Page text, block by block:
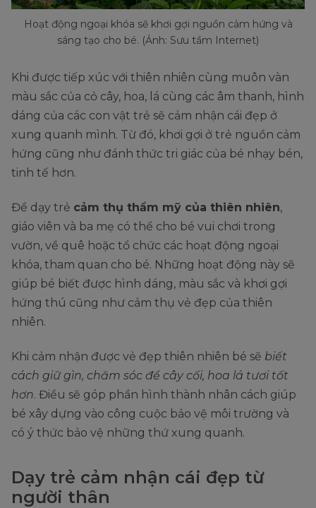
Hoạt động ngoại khóa sẽ khơi gợi nguồn cảm hứng và
sáng tạo cho bé. (Ảnh: Sưu tầm Internet)
Khi được tiếp xúc với thiên nhiên cùng muôn vàn
màu sắc của cỏ cây, hoa, lá cùng các âm thanh, hình
dáng của các con vật trẻ sẽ cảm nhận cái đẹp ở
xung quanh mình. Từ đó, khơi gợi ở trẻ nguồn cảm
hứng cũng như đánh thức tri giác của bé nhạy bén,
tinh tế hơn.
Để dạy trẻ cảm thụ thẩm mỹ của thiên nhiên,
giáo viên và ba mẹ có thể cho bé vui chơi trong
vườn, về quê hoặc tổ chức các hoạt động ngoại
khóa, tham quan cho bé. Những hoạt động này sẽ
giúp bé biết được hình dáng, màu sắc và khơi gợi
hứng thú cũng như cảm thụ vẻ đẹp của thiên
nhiên.
Khi cảm nhận được vẻ đẹp thiên nhiên bé sẽ biết
cách giữ gìn, chăm sóc để cây cối, hoa lá tươi tốt
hơn. Điều sẽ góp phần hình thành nhân cách giúp
bé xây dựng vào công cuộc bảo vệ môi trường và
có ý thức bảo vệ những thứ xung quanh.
Dạy trẻ cảm nhận cái đẹp từ
người thân